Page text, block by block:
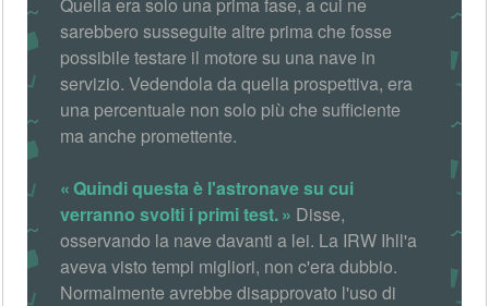
sarebbero susseguite altre prima che fosse
possibile testare il motore su una nave in
servizio. Vedendola da quella prospettiva, era
una percentuale non solo più che sufficiente
ma anche promettente.
Quindi questa è l'astronave su cui
verranno svolti i primi test.
Disse,
osservando la nave davanti a lei. La IRW Ihll'a
aveva visto tempi migliori, non c'era dubbio.
Normalmente avrebbe disapprovato l'uso di